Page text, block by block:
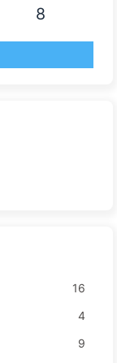
8
16
4
9